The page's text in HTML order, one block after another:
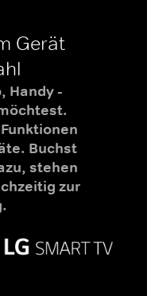
Gerät
Handy -
Buchst
stehen
zur